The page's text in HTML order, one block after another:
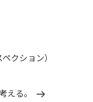
クション）
える。